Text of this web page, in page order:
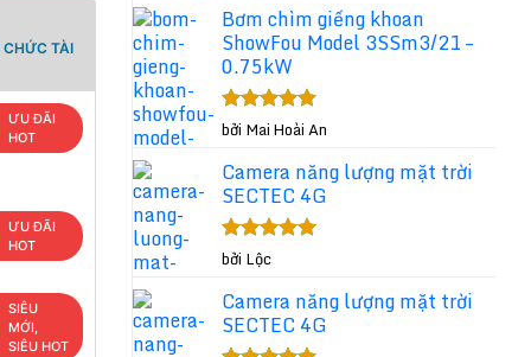
Bơm chìm giếng khoan
ShowFou Model 3SSm3/21 –
0.75kW
Được xếp
sao
bởi Mai Hoài An
Camera năng lượng mặt trời
SECTEC 4G
Được xếp
hạng
sao
bởi Lộc
Camera năng lượng mặt trời
SECTEC 4G
CHỨC TÀI
ƯU ĐÃI
HOT
ƯU ĐÃI
HOT
SIÊU
MỚI,
SIÊU HOT